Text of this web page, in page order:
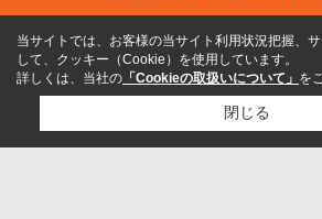
当サイトでは、お客様の当サイト利用状況把握、
して、クッキー（Cookie）を使用しています。
詳しくは、当社の 「Cookieの取扱いについて」 を
閉じる